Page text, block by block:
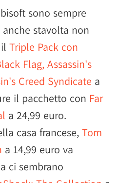
sono sempre
stavolta non
Triple Pack con
Flag, Assassin's
Creed Syndicate a
il pacchetto con Far
a 24,99 euro.
casa francese, Tom
a 14,99 euro va
ci sembrano